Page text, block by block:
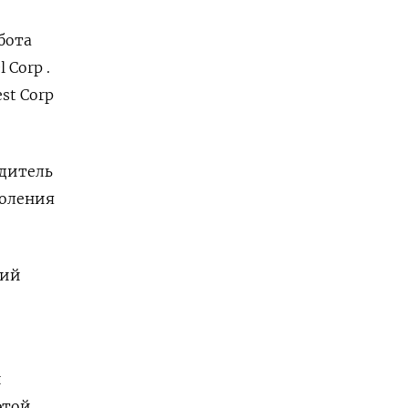
Corp .
Corp